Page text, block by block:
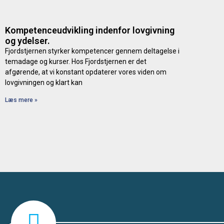
Kompetenceudvikling indenfor lovgivning
og ydelser.
Fjordstjernen styrker kompetencer gennem deltagelse i
temadage og kurser. Hos Fjordstjernen er det
afgørende, at vi konstant opdaterer vores viden om
lovgivningen og klart kan
Læs mere »